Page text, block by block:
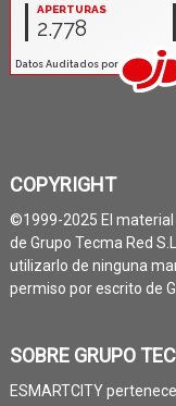
COPYRIGHT
©1999-2025 El material
de Grupo Tecma Red
utilizarlo de ninguna
permiso por escrito de
SOBRE GRUPO
ESMARTCITY